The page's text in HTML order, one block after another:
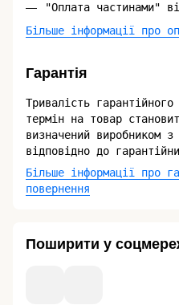
"Оплата частинами"
Більше інформації про
Гарантія
Тривалість
термін на товар
визначений виробником
відповідно до
Більше інформації про
повернення
Поширити у